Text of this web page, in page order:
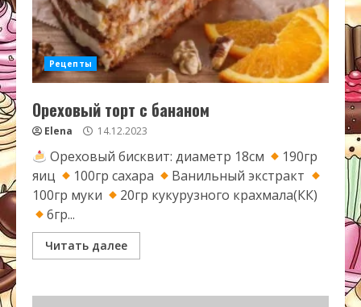
Рецепты
Ореховый торт с бананом
Elena 14.12.2023
Ореховый бисквит: диаметр 18см
190гр
яиц
100гр сахара
Ванильный экстракт
100гр муки
20гр кукурузного крахмала(КК)
6гр...
Читать далее